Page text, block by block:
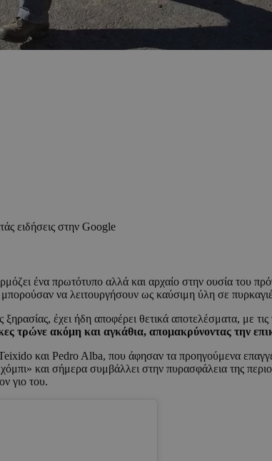
ειδήσεις στην Google
ένα πρωτότυπο αλλά και αρχαίο στην ουσία του
να λειτουργήσουν ως καύσιμη ύλη σε
ξηρασίας, έχει ήδη αποφέρει θετικά αποτελέσματα, με
τρώνε ακόμη και αγκάθια, απομακρύνοντας την
και Pedro Alba, που άφησαν τα προηγούμενα
και σήμερα συμβάλλει στην πυρασφάλεια της
γιο του.